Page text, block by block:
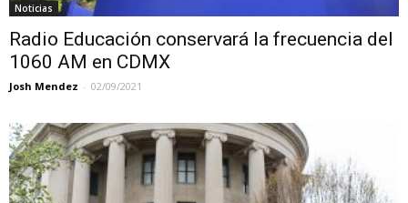
Noticias
Radio Educación conservará la frecuencia del
1060 AM en CDMX
Josh Mendez - 02/09/2021